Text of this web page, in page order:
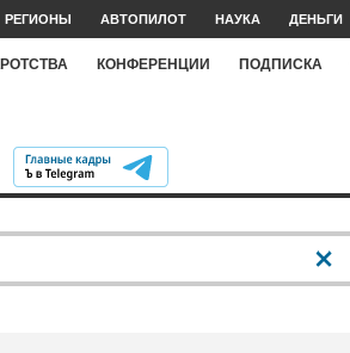
РЕГИОНЫ АВТОПИЛОТ НАУКА ДЕНЬГИ
КОНФЕРЕНЦИИ ПОДПИСКА